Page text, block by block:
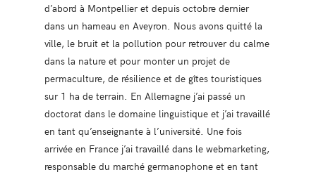
d’abord à Montpellier et depuis octobre dernier
dans un hameau en Aveyron. Nous avons quitté la
ville, le bruit et la pollution pour retrouver du calme
dans la nature et pour monter un projet de
permaculture, de résilience et de gîtes touristiques
sur 1 ha de terrain. En Allemagne j’ai passé un
doctorat dans le domaine linguistique et j’ai travaillé
en tant qu’enseignante à l’université. Une fois
arrivée en France j’ai travaillé dans le webmarketing,
responsable du marché germanophone et en tant